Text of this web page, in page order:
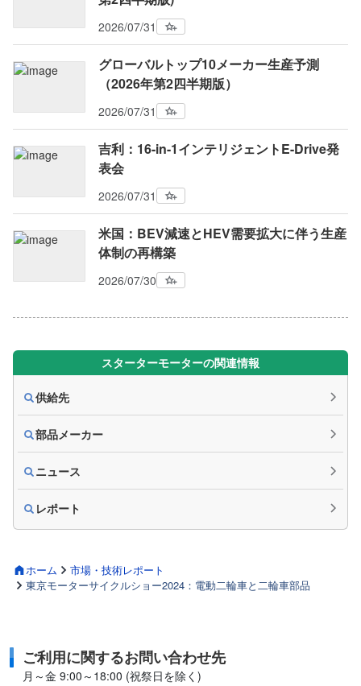
ホーム
市場・技術レポート
東京モーターサイクルショー2024：電動二輪車と二輪車部品
2026/07/31
グローバルトップ10メーカー生産予測
（2026年第2四半期版）
2026/07/31
吉利：16-in-1インテリジェントE-Drive発
表会
2026/07/31
米国：BEV減速とHEV需要拡大に伴う生産
体制の再構築
2026/07/30
スターターモーターの関連情報
供給先
部品メーカー
ニュース
レポート
ご利用に関するお問い合わせ先
月～金 9:00～18:00 (祝祭日を除く)